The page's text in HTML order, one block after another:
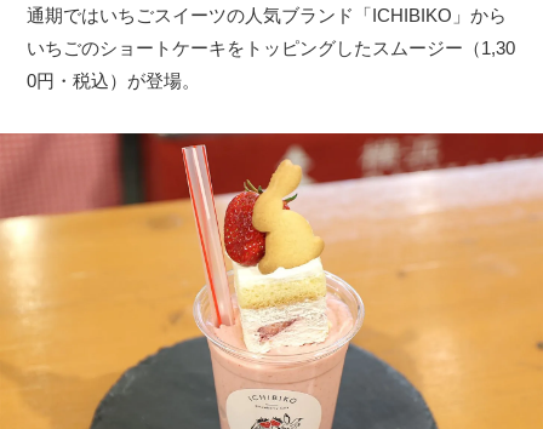
通期ではいちごスイーツの人気ブランド「ICHIBIKO」から
いちごのショートケーキをトッピングしたスムージー（1,30
0円・税込）が登場。